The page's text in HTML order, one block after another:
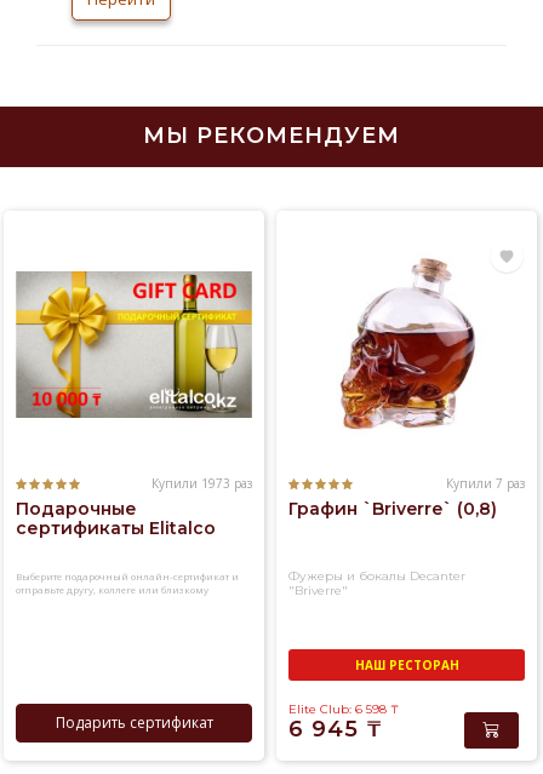
презентовала новый бренд водки премиум
класса — «Русский станда
МЫ РЕКОМЕНДУЕМ
Купили 1973 раз
Подарочные
сертификаты Elitalco
Выберите подарочный онлайн-сертификат и
отправьте другу, коллеге или близкому
Подарить сертификат
Купили 7 раз
Графин `Briverre` (0,8)
Фужеры и бокалы Decanter
"Briverre"
НАШ РЕСТОРАН
Elite Club: 6 598 ₸
6 945 ₸